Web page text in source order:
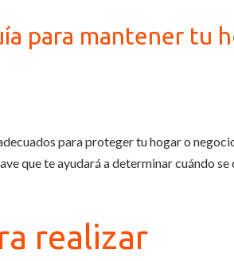
para mantener tu
para proteger tu hogar o
que te ayudará a determinar cuándo
realizar